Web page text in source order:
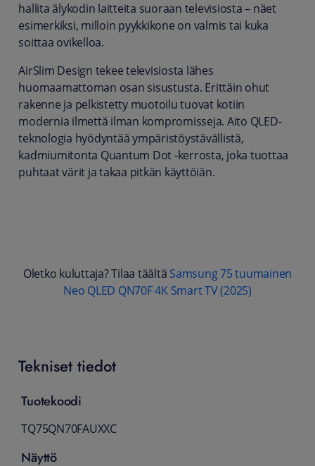
hallita älykodin laitteita suoraan televisiosta – näet
esimerkiksi, milloin pyykkikone on valmis tai kuka
soittaa ovikelloa.
AirSlim Design tekee televisiosta lähes
huomaamattoman osan sisustusta. Erittäin ohut
rakenne ja pelkistetty muotoilu tuovat kotiin
modernia ilmettä ilman kompromisseja. Aito QLED-
teknologia hyödyntää ympäristöystävällistä,
kadmiumitonta Quantum Dot -kerrosta, joka tuottaa
puhtaat värit ja takaa pitkän käyttöiän.
Oletko kuluttaja? Tilaa täältä Samsung 75 tuumainen
Neo QLED QN70F 4K Smart TV (2025)
Tekniset tiedot
Tuotekoodi
TQ75QN70FAUXXC
Näyttö